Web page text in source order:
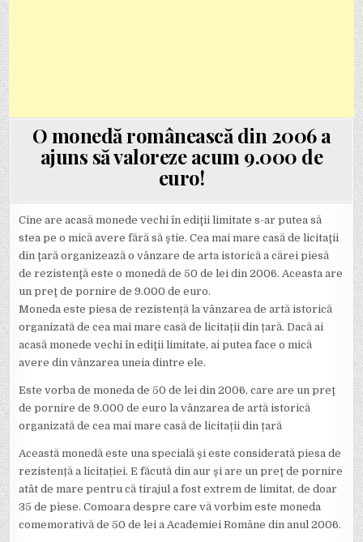
O monedă românească din 2006 a
ajuns să valoreze acum 9.000 de
euro!
Cine are acasă monede vechi în ediţii limitate s-ar putea să
stea pe o mică avere fără să ştie. Cea mai mare casă de licitaţii
din ţară organizează o vânzare de arta istorică a cărei piesă
de rezistenţă este o monedă de 50 de lei din 2006. Aceasta are
un preţ de pornire de 9.000 de euro.
Moneda este piesa de rezistență la vânzarea de artă istorică
organizată de cea mai mare casă de licitații din țară. Dacă ai
acasă monede vechi în ediţii limitate, ai putea face o mică
avere din vânzarea uneia dintre ele.
Este vorba de moneda de 50 de lei din 2006, care are un preţ
de pornire de 9.000 de euro la vânzarea de artă istorică
organizată de cea mai mare casă de licitații din țară
Această monedă este una specială și este considerată piesa de
rezistență a licitației. E făcută din aur şi are un preţ de pornire
atât de mare pentru că tirajul a fost extrem de limitat, de doar
35 de piese. Comoara despre care vă vorbim este moneda
comemorativă de 50 de lei a Academiei Române din anul 2006.